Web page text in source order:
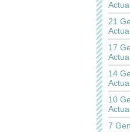
21
17
14
10
7